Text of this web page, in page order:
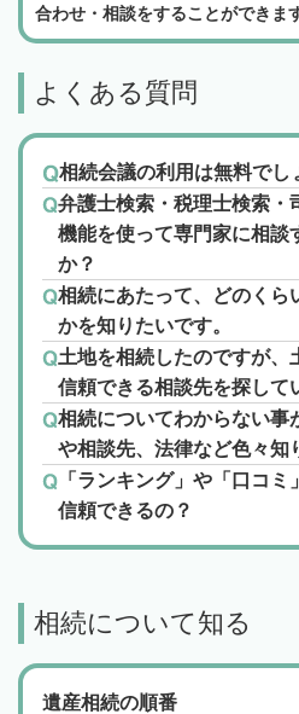
合わせ・相談をすることができま
よくある質問
相続会議の利用は無料でし
弁護士検索・税理士検索・
機能を使って専門家に相談
か？
相続にあたって、どのくら
かを知りたいです。
土地を相続したのですが、
信頼できる相談先を探して
相続についてわからない事
や相談先、法律など色々知
「ランキング」や「口コ
信頼できるの？
相続について知る
遺産相続の順番